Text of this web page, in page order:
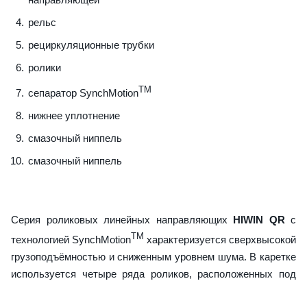
рельс
рециркуляционные трубки
ролики
сепаратор SynchMotion TM
нижнее уплотнение
смазочный ниппель
смазочный ниппель
Серия роликовых линейных направляющих HIWIN QR с
технологией SynchMotion TM характеризуется сверхвысокой
грузоподъёмностью и сниженным уровнем шума. В каретке
используется четыре ряда роликов, расположенных под